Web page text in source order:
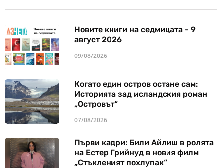
Новите книги на седмицата - 9
август 2026
09/08/2026
Когато един остров остане сам:
Историята зад исландския роман
„Островът“
07/08/2026
Първи кадри: Били Айлиш в ролята
на Естер Грийнуд в новия филм
„Стъкленият похлупак“